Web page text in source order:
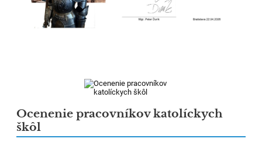
Ocenenie pracovníkov katolíckych
škôl